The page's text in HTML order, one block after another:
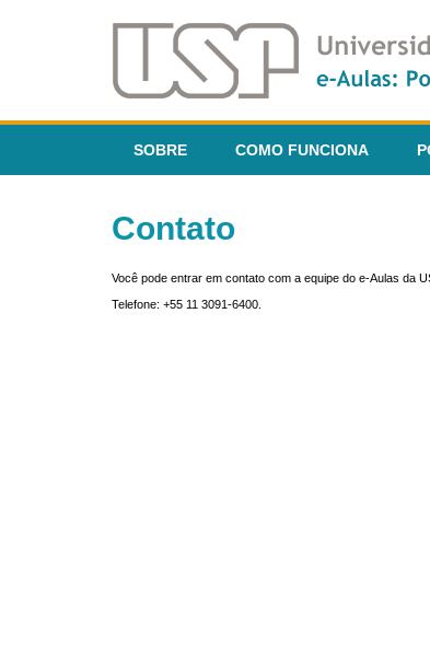
SOBRE COMO FUNCIONA
Contato
Você pode entrar em contato com a equipe do e-Aulas da
Telefone: +55 11 3091-6400.